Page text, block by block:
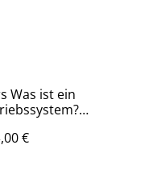
Was ist ein
– Was
€